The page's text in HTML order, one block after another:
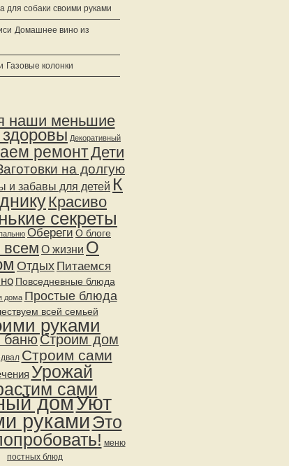
для собаки своими руками
Домашнее вино из
Газовые колонки
наши меньшие
Декоративный
ремонтДети
на долгую
и забавы для детей К
Красиво
секреты
Обереги О блоге
О жизни О
Отдых Питаемся
Повседневные блюда
дома Простые блюда
всей семьей
руками
банюСтроим дом
Строим сами
Урожай
сами
домУют
рукамиЭто
меню
постных блюд